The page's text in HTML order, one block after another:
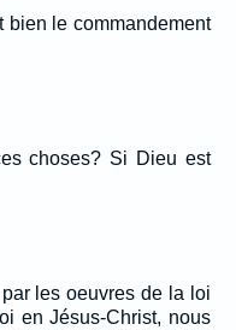
bien le commandement
choses? Si Dieu est
les oeuvres de la loi
en Jésus-Christ, nous